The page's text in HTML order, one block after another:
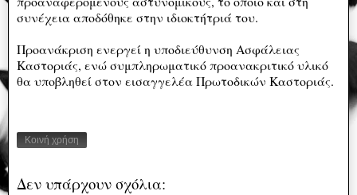
συνέχεια αποδόθηκε στην ιδιοκτήτριά του.
Προανάκριση ενεργεί η υποδιεύθυνση Ασφάλειας
Καστοριάς, ενώ συμπληρωματικό προανακριτικό υλικό
θα υποβληθεί στον εισαγγελέα Πρωτοδικών Καστοριάς.
Κοινή χρήση
Δεν υπάρχουν σχόλια: